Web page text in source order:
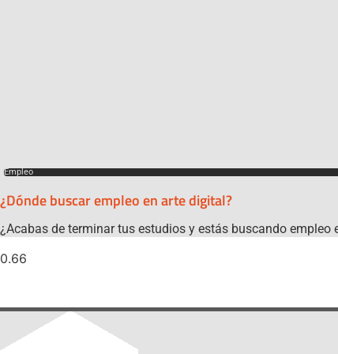
Empleo
¿Dónde buscar empleo en arte digital?
¿Acabas de terminar tus estudios y estás buscando